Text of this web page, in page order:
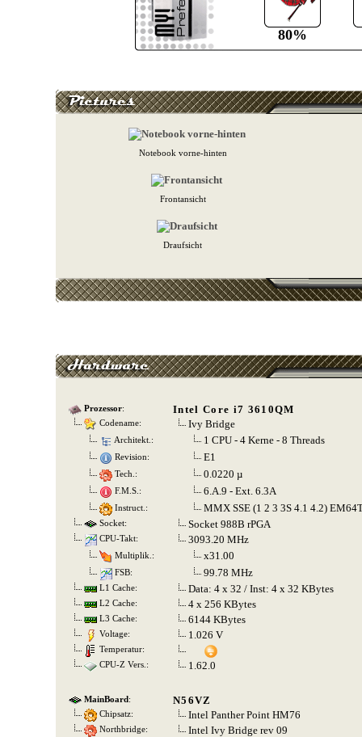
80%
Notebook vorne-hinten
Frontansicht
Draufsicht
Prozessor: Intel Core i7 3610QM
Codename: Ivy Bridge
Architekt.: 1 CPU - 4 Kerne - 8 Threads
Revision: E1
Tech.: 0.0220 µ
F.M.S.: 6.A.9 - Ext. 6.3A
Instruct.: MMX SSE (1 2 3 3S 4.1 4.2)
Socket: Socket 988B rPGA
CPU-Takt: 3093.20 MHz
Multiplik.: x31.00
FSB: 99.78 MHz
L1 Cache: Data: 4 x 32 / Inst: 4 x 32 KBytes
L2 Cache: 4 x 256 KBytes
L3 Cache: 6144 KBytes
Voltage: 1.026 V
Temperatur:
CPU-Z Vers.:
1.62.0
MainBoard: N56VZ
Chipsatz: Intel Panther Point HM76
Northbridge: Intel Ivy Bridge rev 09